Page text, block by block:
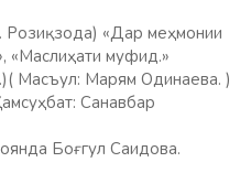
Розиқзода) «Дар меҳмонии
«Маслиҳати муфид.»
Масъул: Марям Одинаева. )
Санавбар
Боғгул Саидова.